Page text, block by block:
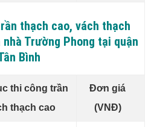
thạch cao, vách thạch
Trường Phong tại quận
Bình
thi công trần
thạch cao
Đơn giá
(VNĐ)